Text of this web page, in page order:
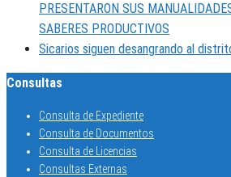
PRESENTARON SUS
SABERES PRODUCTIVOS
Sicarios siguen desangrando al
Consultas
Consulta de Expediente
Consulta de Documentos
Consulta de Licencias
Consultas Externas